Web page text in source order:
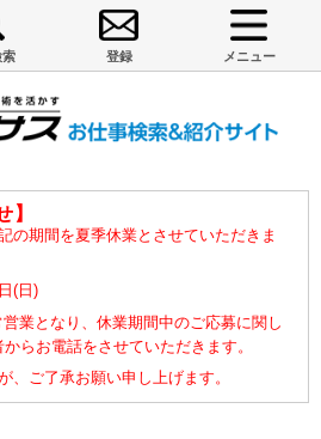
登録 メニュー
】
の期間を夏季休業とさせていただきま
(日)
業となり、休業期間中のご応募に関し
らお電話をさせていただきます。
、ご了承お願い申し上げます。